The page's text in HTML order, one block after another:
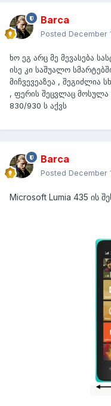
Barca
Posted December
ხო ეგ არც მე მევასება
ისე კი საშუალო
მიჩვევეაზეა , შეგიძლია
, ფერის შეცვლაც მოსულა
830/930 ს აქვს
Barca
Posted December
Microsoft Lumia 435 ის